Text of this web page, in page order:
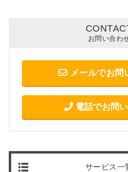
お問い合わ
メールでお問
電話でお問
サービス一